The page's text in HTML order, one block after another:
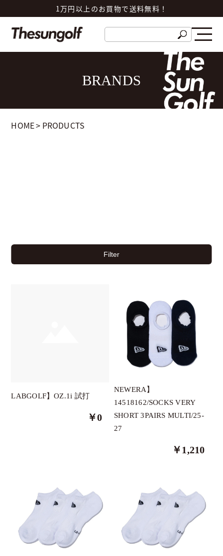
1万円以上のお買物で送料無料！
BRANDS
HOME> PRODUCTS
Filter
HELIX
1PIU1UGUALE3
AS2OV GOLF
LABGOLF】OZ.1i 試打
￥0
NEWERA】
14518162/SOCKS VERY
SHORT 3PAIRS MULTI/25-
27
￥1,210